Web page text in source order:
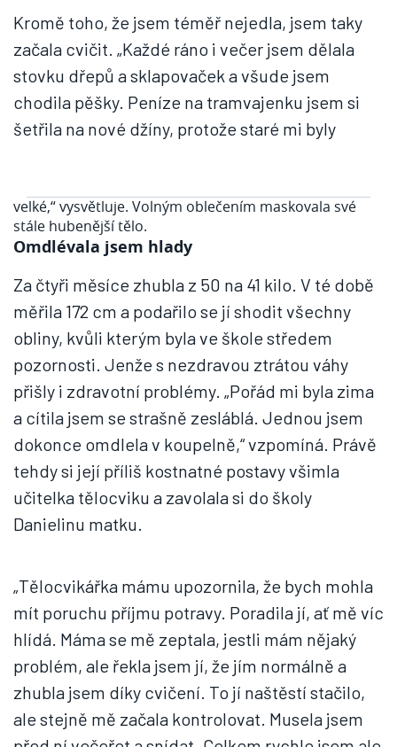
Kromě toho, že jsem téměř nejedla, jsem taky
začala cvičit. „Každé ráno i večer jsem dělala
stovku dřepů asklapovaček a všude jsem
chodila pěšky. Peníze na tramvajenku jsem si
šetřila na nové džíny, protože staré mi byly
velké,“ vysvětluje. Volným oblečením maskovala své
stále hubenější tělo.
Omdlévala jsem hlady
Za čtyři měsíce zhubla z 50 na 41 kilo. V té době
měřila 172 cm a podařilo se jí shodit všechny
obliny, kvůli kterým byla ve škole středem
pozornosti. Jenže s nezdravou ztrátou váhy
přišly i zdravotní problémy. „Pořád mi byla zima
a cítila jsem se strašně zesláblá. Jednou jsem
dokonce omdlela v koupelně,“ vzpomíná. Právě
tehdy si její příliš kostnatné postavy všimla
učitelka tělocviku a zavolala si do školy
Danielinu matku.
„Tělocvikářka mámu upozornila, že bych mohla
mít poruchu příjmu potravy. Poradila jí, ať mě víc
hlídá. Máma se mě zeptala, jestli mám nějaký
problém, ale řekla jsem jí, že jím normálně a
zhubla jsem díky cvičení. To jí naštěstí stačilo,
ale stejně mě začala kontrolovat. Musela jsem